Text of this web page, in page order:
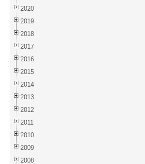
2020
2019
2018
2017
2016
2015
2014
2013
2012
2011
2010
2009
2008